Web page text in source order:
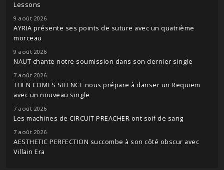
Lessons
9 août 2026
AYRIA présente ses points de suture avec un quatrième
morceau
9 août 2026
NAUT chante notre soumission dans son dernier single
7 août 2026
THEN COMES SILENCE nous prépare à danser un Requiem
avec un nouveau single
7 août 2026
Les machines de CIRCUIT PREACHER ont soif de sang
7 août 2026
AESTHETIC PERFECTION succombe à son côté obscur avec
Villain Era